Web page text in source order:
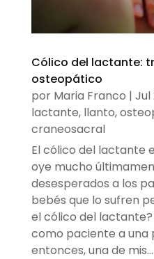
Cólico del lactante:
osteopático
por Maria Franco | Jul
lactante, llanto,
craneosacral
El cólico del lactante
oye mucho
desesperados a los
bebés que lo sufren
el cólico del lactante?
como paciente a una
entonces, una de mis...